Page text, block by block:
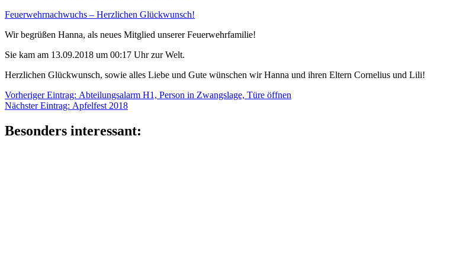
Feuerwehrnachwuchs – Herzlichen Glückwunsch!
Wir begrüßen Hanna, als neues Mitglied unserer Feuerwehrfamilie!
Sie kam am 13.09.2018 um 00:17 Uhr zur Welt.
Herzlichen Glückwunsch, sowie alles Liebe und Gute wünschen wir Hanna und ihren Eltern Cornelius und Lili!
Beitragsnavigation
Vorheriger Eintrag: Vorheriger
Eintrag:
Abteilungsalarm H1, Person in Zwangslage, Türe öffnen
Nächster Eintrag: Nächster
Apfelfest 2018
Besonders interessant: